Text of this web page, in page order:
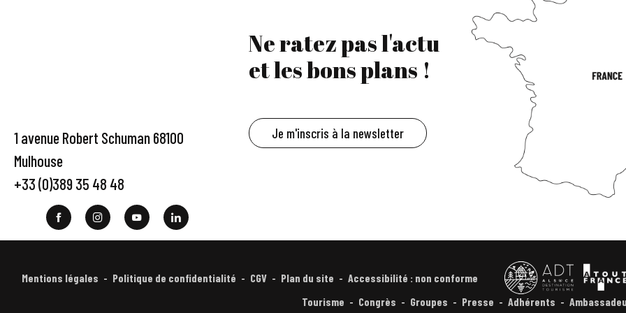
1 avenue Robert Schuman 68100
Mulhouse
+33 (0)389 35 48 48
Ne ratez pas l'actu
et les bons plans !
Je m'inscris à la newsletter
Mentions légales Politique de confidentialité CGV Plan du site
Accessibilité : non conforme
Tourisme
Congrès Groupes Presse Adhérents